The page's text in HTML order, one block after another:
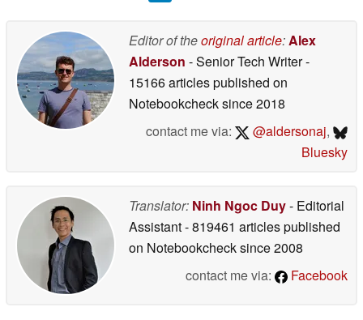
Editor of theoriginal article:Alex
Alderson - Senior Tech Writer-
15166 articles published on
Notebookchecksince 2018
contact me via:
@aldersonaj,
Bluesky
Translator: Ninh Ngoc Duy- Editorial
Assistant- 819461 articles published
on Notebookchecksince 2008
contact me via:
Facebook